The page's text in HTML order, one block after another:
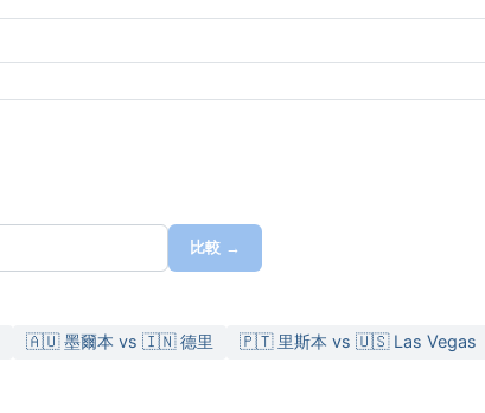
比較 →
🇦🇺 墨爾本 vs 🇮🇳 德里
🇵🇹 里斯本 vs 🇺🇸 Las Vegas